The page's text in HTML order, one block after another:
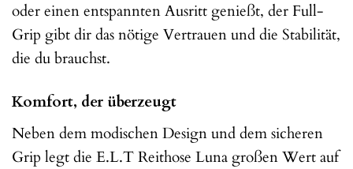
oder einen entspannten Ausritt genießt, der Full-
Grip gibt dir das nötige Vertrauen und die Stabilität,
die du brauchst.
Komfort, der überzeugt
Neben dem modischen Design und dem sicheren
Grip legt die E.L.T Reithose Luna großen Wert auf